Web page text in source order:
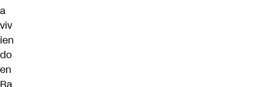
a
viv
ien
do
en
Ra